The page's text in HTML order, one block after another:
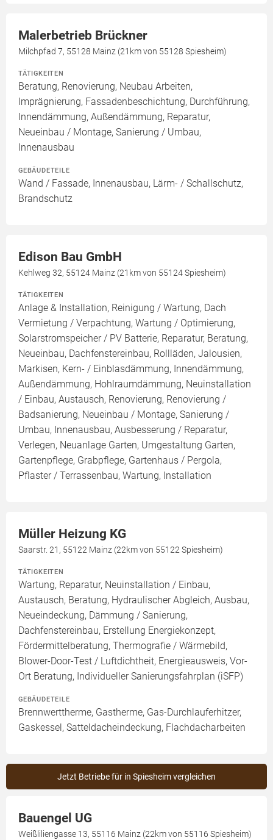
Malerbetrieb Brückner
Milchpfad 7, 55128 Mainz (21km von 55128 Spiesheim)
TÄTIGKEITEN
Beratung, Renovierung, Neubau Arbeiten,
Imprägnierung, Fassadenbeschichtung, Durchführung,
Innendämmung, Außendämmung, Reparatur,
Neueinbau / Montage, Sanierung / Umbau,
Innenausbau
GEBÄUDETEILE
Wand / Fassade, Innenausbau, Lärm- / Schallschutz,
Brandschutz
Edison Bau GmbH
Kehlweg 32, 55124 Mainz (21km von 55124 Spiesheim)
TÄTIGKEITEN
Anlage & Installation, Reinigung / Wartung, Dach
Vermietung / Verpachtung, Wartung / Optimierung,
Solarstromspeicher / PV Batterie, Reparatur, Beratung,
Neueinbau, Dachfenstereinbau, Rollläden, Jalousien,
Markisen, Kern- / Einblasdämmung, Innendämmung,
Außendämmung, Hohlraumdämmung, Neuinstallation
/ Einbau, Austausch, Renovierung, Renovierung /
Badsanierung, Neueinbau / Montage, Sanierung /
Umbau, Innenausbau, Ausbesserung / Reparatur,
Verlegen, Neuanlage Garten, Umgestaltung Garten,
Gartenpflege, Grabpflege, Gartenhaus / Pergola,
Pflaster / Terrassenbau, Wartung, Installation
Müller Heizung KG
Saarstr. 21, 55122 Mainz (22km von 55122 Spiesheim)
TÄTIGKEITEN
Wartung, Reparatur, Neuinstallation / Einbau,
Austausch, Beratung, Hydraulischer Abgleich, Ausbau,
Neueindeckung, Dämmung / Sanierung,
Dachfenstereinbau, Erstellung Energiekonzept,
Fördermittelberatung, Thermografie / Wärmebild,
Blower-Door-Test / Luftdichtheit, Energieausweis, Vor-
Ort Beratung, Individueller Sanierungsfahrplan (iSFP)
GEBÄUDETEILE
Brennwerttherme, Gastherme, Gas-Durchlauferhitzer,
Gaskessel, Satteldacheindeckung, Flachdacharbeiten
Jetzt Betriebe für in Spiesheim vergleichen
Bauengel UG
Weißliliengasse 13, 55116 Mainz (22km von 55116 Spiesheim)